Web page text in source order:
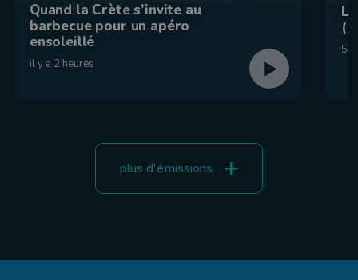
Quand la Crète s’invite au
barbecue pour un apéro
ensoleillé
il y a 2 heures
5
plus d'émissions